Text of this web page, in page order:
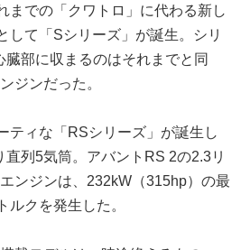
までの「クワトロ」に代わる新し
して「Sシリーズ」が誕生。シリ
部に収まるのはそれまでと同
ジンだった。
ティな「RSシリーズ」が誕生し
列5気筒。アバントRS 2の2.3リ
ンジンは、232kW（315hp）の最
ルクを発生した。